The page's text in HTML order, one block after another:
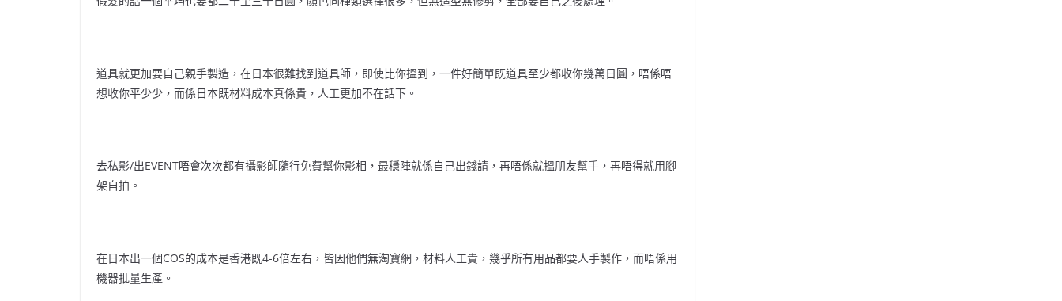
道具就更加要自己親手製造，在日本很難找到道具師，即使比你搵到，一件好簡單既道具至少都收你幾萬日圓，唔係唔
想收你平少少，而係日本既材料成本真係貴，人工更加不在話下。
去私影/出EVENT唔會次次都有攝影師隨行免費幫你影相，最穩陣就係自己出錢請，再唔係就搵朋友幫手，再唔得就用腳
架自拍。
在日本出一個COS的成本是香港既4-6倍左右，皆因他們無淘寶網，材料人工貴，幾乎所有用品都要人手製作，而唔係用
機器批量生產。